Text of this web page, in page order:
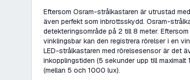
Eftersom Osram-strålkastaren är utrustad
även perfekt som inbrottsskydd. Osram-
detekteringsområde på 2 till 8 meter.
vinklingsbar kan den registrera rörelser i en
LED-strålkastaren med rörelsesensor är det
inkopplingstiden (5 sekunder upp till
(mellan 5 och 1000 lux).